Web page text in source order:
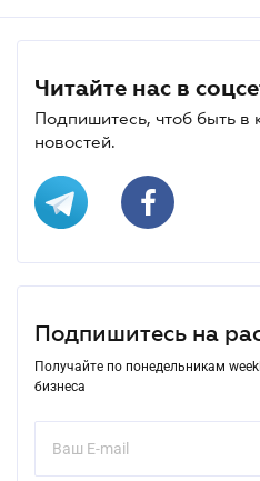
Читайте нас в
Подпишитесь, чтоб быть в
новостей.
Подпишитесь на
Получайте по понедельникам
бизнеса